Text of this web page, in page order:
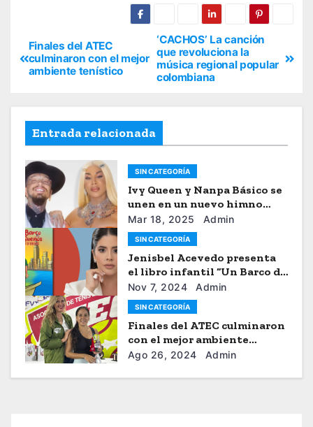
‘CACHOS’ La canción
que revoluciona la
música regional popular
colombiana
Finales del ATEC
culminaron con el mejor
ambiente tenístico
Entrada relacionada
SIN CATEGORÍA
Ivy Queen y Nanpa Básico se
unen en un nuevo himno
musical
Mar 18, 2025 Admin
SIN CATEGORÍA
Jenisbel Acevedo presenta
el libro infantil “Un Barco de
Sueños”
Nov 7, 2024 Admin
SIN CATEGORÍA
Finales del ATEC culminaron
con el mejor ambiente
tenístico
Ago 26, 2024 Admin